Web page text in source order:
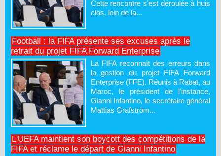
Cette rencontre s'est déroulée à huis
clos, loin de la...
Football : la FIFA présente ses excuses après le
retrait du projet FIFA Forward Enterprise
La FIFA reconnaît des erreurs dans
la gestion du projet FIFA Forward
Enterprise (FFE). Réunis à Rabat, au
Maroc, le président de l'instance,
Gianni Infantino, le secrétaire général
Mattias Grafström...
L'UEFA maintient son boycott des compétitions de la
FIFA et réclame le départ de Gianni Infantino